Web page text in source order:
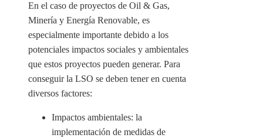
En el caso de proyectos de Oil & Gas,
Minería y Energía Renovable, es
especialmente importante debido a los
potenciales impactos sociales y ambientales
que estos proyectos pueden generar. Para
conseguir la LSO se deben tener en cuenta
diversos factores:
Impactos ambientales: la
implementación de medidas de